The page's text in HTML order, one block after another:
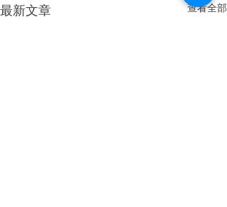
最新文章 查看全部